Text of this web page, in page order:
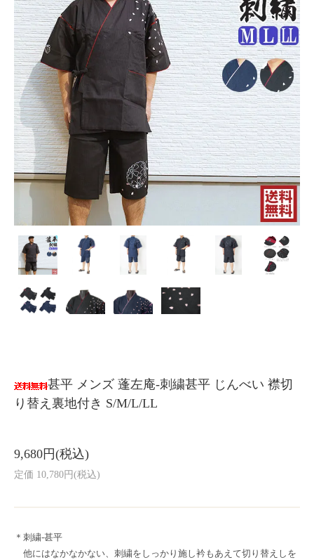
甚平 メンズ 蓬左庵-刺繍甚平 じんべい 襟切
り替え裏地付き S/M/L/LL
9,680円(税込)
定価 10,780円(税込)
＊刺繍-甚平
他にはなかなかない、刺繍をしっかり施し衿もあえて切り替えしを